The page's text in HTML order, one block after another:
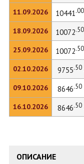
11.09.2026
18.09.2026
25.09.2026
02.10.2026
09.10.2026
16.10.2026
10441.00
10072.50
10072.50
9755.50
8646.50
8646.50
ОПИСАНИЕ